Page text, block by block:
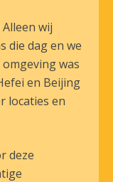
wij
die dag en we
was
en Beijing
locaties en
deze